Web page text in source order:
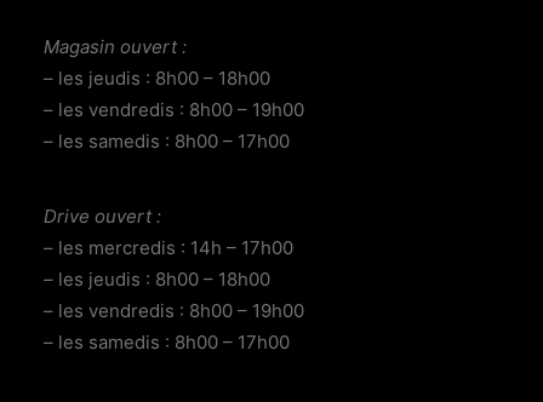
Magasin ouvert :
– les jeudis : 8h00 – 18h00
– les vendredis : 8h00 – 19h00
– les samedis : 8h00 – 17h00
Drive ouvert :
– les mercredis : 14h – 17h00
– les jeudis : 8h00 – 18h00
– les vendredis : 8h00 – 19h00
– les samedis : 8h00 – 17h00